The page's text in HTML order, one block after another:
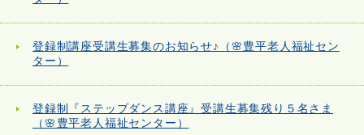
登録制講座受講生募集のお知らせ♪（🌸豊平老人福祉セン
ター）
登録制『ステップダンス講座』受講生募集残り５名さま
（🌸豊平老人福祉センター）